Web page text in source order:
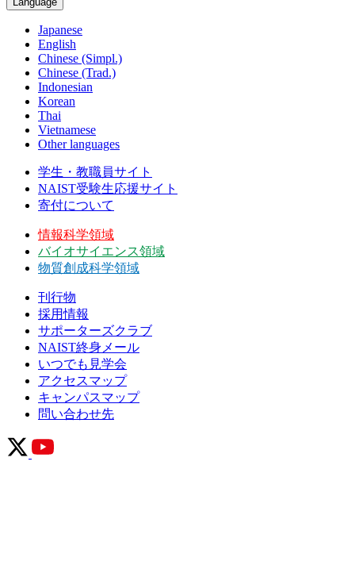
Japanese
English
Chinese (Simpl.)
Chinese (Trad.)
Indonesian
Korean
Thai
Vietnamese
Other languages
学生・教職員サイト
NAIST受験生応援サイト
寄付について
情報科学領域
バイオサイエンス領域
物質創成科学領域
刊行物
採用情報
サポーターズクラブ
NAIST終身メール
いつでも見学会
アクセスマップ
キャンパスマップ
問い合わせ先